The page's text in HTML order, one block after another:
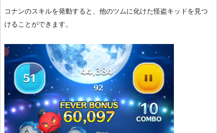
コナンのスキルを発動すると、他のツムに化けた怪盗キッドを見つ
けることができます。